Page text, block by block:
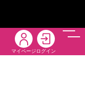
マイページ ログイン
メニ